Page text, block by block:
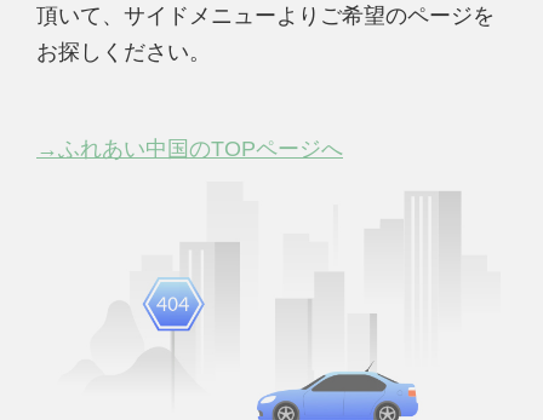
頂いて、サイドメニューよりご希望のページを
お探しください。
→ふれあい中国のTOPページへ